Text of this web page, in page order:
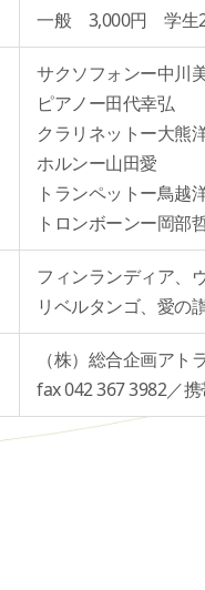
一般 3,000円 学生
サクソフォンー中川
ピアノー田代幸弘
クラリネットー大熊
ホルンー山田愛
トランペットー鳥越
トロンボーンー岡部
フィンランディア、
リベルタンゴ、愛
（株）総合企画アト
fax 042 367 3982／